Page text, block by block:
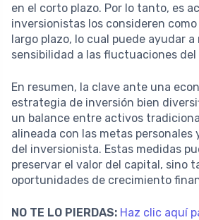
en el corto plazo. Por lo tanto, es
inversionistas los consideren
largo plazo, lo cual puede ayudar
sensibilidad a las fluctuaciones del
En resumen, la clave ante una
estrategia de inversión bien
un balance entre activos
alineada con las metas personales
del inversionista. Estas medidas
preservar el valor del capital, sino
oportunidades de crecimiento
NO TE LO PIERDAS: Haz clic aquí